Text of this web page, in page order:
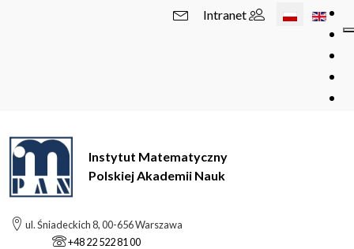
Wybierz swój
Intranet
Instytut Matematyczny
Polskiej Akademii Nauk
ul. Śniadeckich 8, 00-656 Warszawa
+48 22 522 81 00